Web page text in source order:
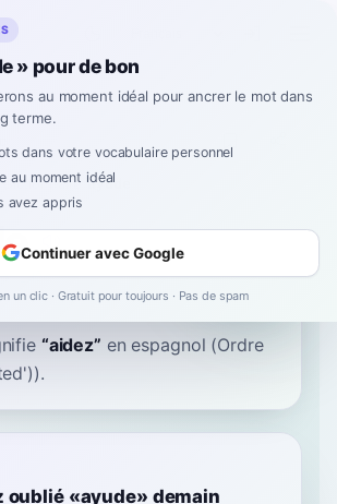
Dictionnaire ›ayude
aˈʝuðe
“aidez” en espagnol (Ordre
oublié «ayude» demain
» pour de bon
au moment idéal pour ancrer le mot dans
terme.
dans votre vocabulaire personnel
au moment idéal
avez appris
Continuer avec Google
un clic · Gratuit pour toujours · Pas de spam